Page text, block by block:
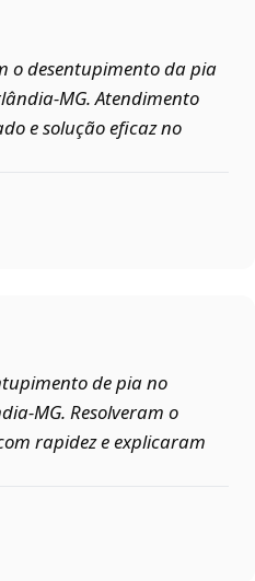
o desentupimento da pia
Atendimento
e solução eficaz no
de pia no
Resolveram o
rapidez e explicaram